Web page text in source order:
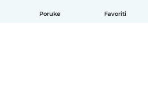
Poruke Favoriti